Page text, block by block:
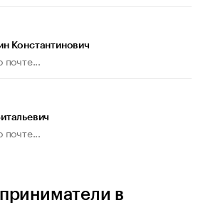
Константинович
почте...
почте...
в